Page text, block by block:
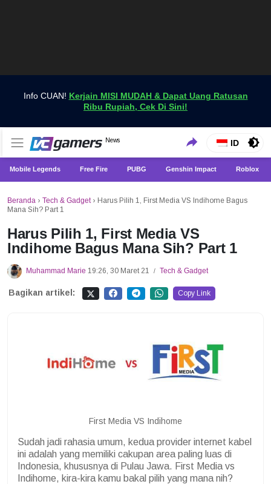
Info CUAN! Kerjain MISI MUDAH & Dapat Uang Ratusan
Ribu Rupiah, Cek Di Sini!
VCGamers News
News
Dapatkan Berita Games Terbaru Hanya di VCGamers
ID
Mobile Legends Free Fire PUBG Genshin Impact Roblox
Beranda › Tech & Gadget› Harus Pilih 1, First Media VS Indihome Bagus
Mana Sih? Part 1
Harus Pilih 1, First Media VS
Indihome Bagus Mana Sih? Part 1
Muhammad Marie 19:26, 30 Maret 21 / Tech & Gadget
Bagikan artikel: Copy Link
First Media VS Indihome
Sudah jadi rahasia umum, kedua provider internet kabel
ini adalah yang memiliki cakupan area paling luas di
Indonesia, khususnya di Pulau Jawa. First Media vs
Indihome, kira-kira kamu bakal pilih yang mana nih?